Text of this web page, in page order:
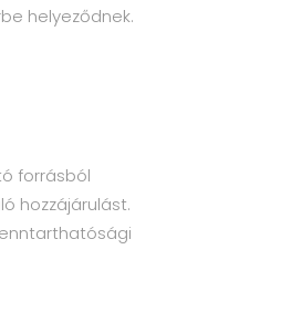
helyeződnek.
forrásból
hozzájárulást.